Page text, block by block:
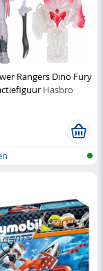
Rangers Dino Fury
Hasbro